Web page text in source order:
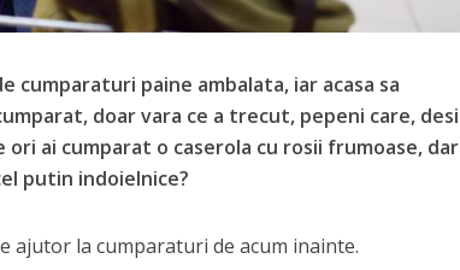
cumparaturi paine ambalata, iar acasa sa
doar vara ce a trecut, pepeni care, desi
ai cumparat o caserola cu rosii frumoase, dar
putin indoielnice?
ajutor la cumparaturi de acum inainte.